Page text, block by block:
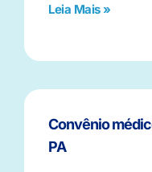
Leia Mais »
Convênio
PA